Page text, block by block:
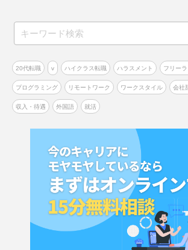
20代転職 v ハイクラス転職 ハラスメント フリー
プログラミング リモートワーク ワークスタイル 会社
収入・待遇 外国語 就活